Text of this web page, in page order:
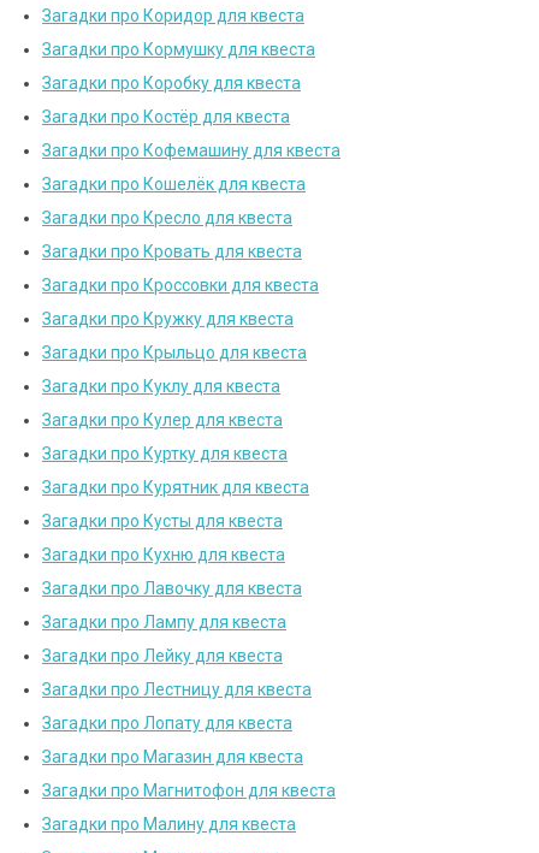
Загадки про Коридор для квеста
Загадки про Кормушку для квеста
Загадки про Коробку для квеста
Загадки про Костёр для квеста
Загадки про Кофемашину для квеста
Загадки про Кошелёк для квеста
Загадки про Кресло для квеста
Загадки про Кровать для квеста
Загадки про Кроссовки для квеста
Загадки про Кружку для квеста
Загадки про Крыльцо для квеста
Загадки про Куклу для квеста
Загадки про Кулер для квеста
Загадки про Куртку для квеста
Загадки про Курятник для квеста
Загадки про Кусты для квеста
Загадки про Кухню для квеста
Загадки про Лавочку для квеста
Загадки про Лампу для квеста
Загадки про Лейку для квеста
Загадки про Лестницу для квеста
Загадки про Лопату для квеста
Загадки про Магазин для квеста
Загадки про Магнитофон для квеста
Загадки про Малину для квеста